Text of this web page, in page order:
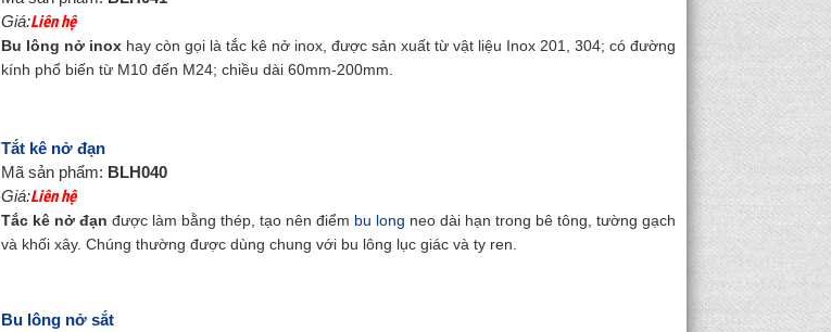
Giá:Liên hệ
Bu lông nở inox hay còn gọi là tắc kê nở inox, được sản xuất từ vật liệu Inox 201, 304; có đường
kính phổ biến từ M10 đến M24; chiều dài 60mm-200mm.
Tắt kê nở đạn
Mã sản phẩm: BLH040
Giá:Liên hệ
Tắc kê nở đạn được làm bằng thép, tạo nên điểm bu long neo dài hạn trong bê tông, tường gạch
và khối xây. Chúng thường được dùng chung với bu lông lục giác và ty ren.
Bu lông nở sắt